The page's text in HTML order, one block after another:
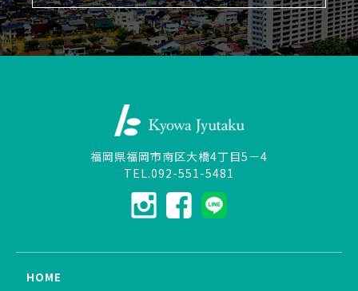
福岡県福岡市南区大橋4丁目5－4
TEL.092-551-5481
HOME